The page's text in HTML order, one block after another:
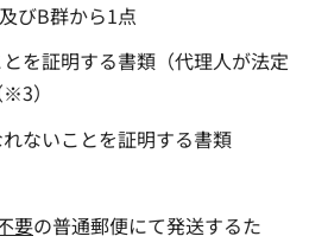
びB群から1点
を証明する書類（代理人が法定
）
ないことを証明する書類
要の普通郵便にて発送するた